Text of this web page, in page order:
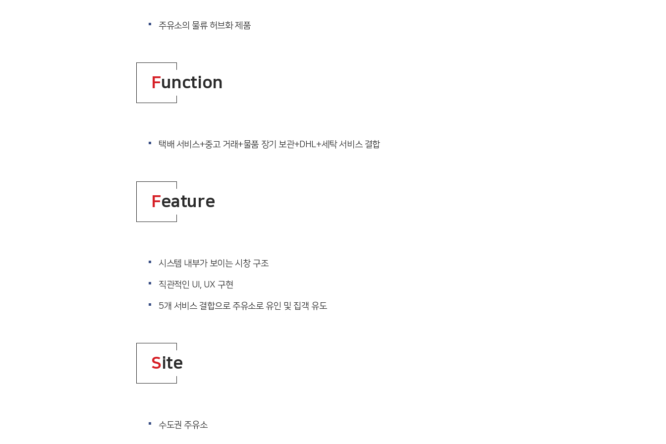
주유소의 물류 허브화 제품
Function
택배 서비스+중고 거래+물품 장기 보관+DHL+세탁 서비스 결합
Feature
시스템 내부가 보이는 시창 구조
직관적인 UI, UX 구현
5개 서비스 결합으로 주유소로 유인 및 집객 유도
Site
수도권 주유소